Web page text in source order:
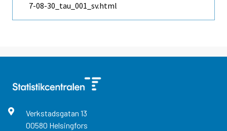
7-08-30_tau_001_sv.html
Verkstadsgatan 13
00580 Helsingfors